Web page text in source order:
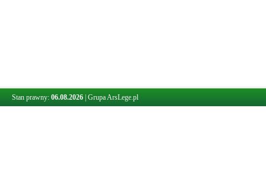
Stan prawny: 06.08.2026 Grupa ArsLege.pl